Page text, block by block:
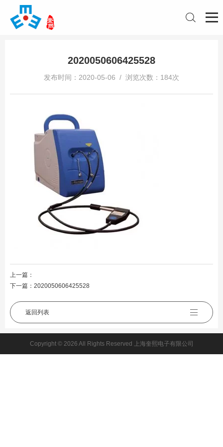
2020050606425528
发布时间：2020-05-06 / 浏览次数：184次
上一篇：
下一篇： 2020050606425528
返回列表
Copyright © 2026 All Rights Reserved 上海奎熙电子有限公司